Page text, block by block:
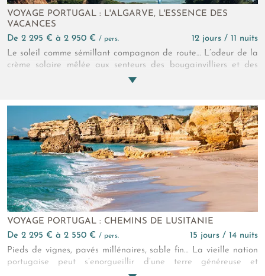
VOYAGE PORTUGAL : L'ALGARVE, L'ESSENCE DES
VACANCES
de 2 295 € à 2 950 € / pers.
12 jours / 11 nuits
Le soleil comme sémillant compagnon de route… L’odeur de la
crème solaire mêlée aux senteurs des bougainvilliers et des
orangers… Les accents guillerets sur les placettes de villages et
sur la Côte Sud… C’est naturellement que ce circuit en Algarve
invite aux vacances !
VOYAGE PORTUGAL : CHEMINS DE LUSITANIE
de 2 295 € à 2 550 € / pers.
15 jours / 14 nuits
Pieds de vignes, pavés millénaires, sable fin… La vieille nation
portugaise peut s’enorgueillir d’une terre généreuse et
hospitalière qui invite, à travers ce circuit du Nord au Sud, à